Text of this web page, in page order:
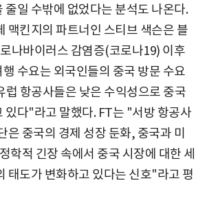
줄일 수밖에 없었다는 분석도 나온다.
맥킨지의 파트너인 스티브 색슨은 블
나바이러스 감염증(코로나19) 이후
수요는 외국인들의 중국 방문 수요
항공사들은 낮은 수익성으로 중국
있다"라고 말했다. FT는 "서방 항공사
은 중국의 경제 성장 둔화, 중국과 미
학적 긴장 속에서 중국 시장에 대한 세
태도가 변화하고 있다는 신호"라고 평